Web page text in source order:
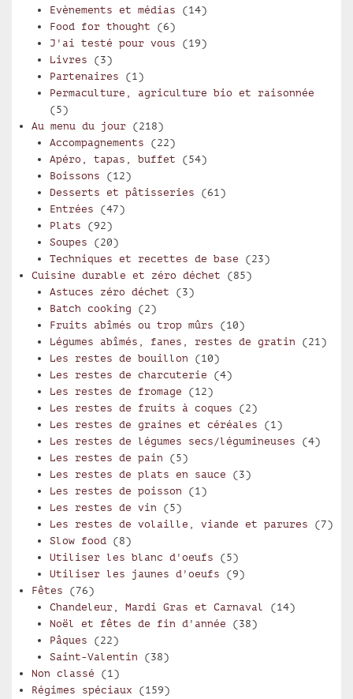
Evènements et médias (14)
Food for thought (6)
J'ai testé pour vous (19)
Livres (3)
Partenaires (1)
Permaculture, agriculture bio et raisonnée
(5)
Au menu du jour (218)
Accompagnements (22)
Apéro, tapas, buffet (54)
Boissons (12)
Desserts et pâtisseries (61)
Entrées (47)
Plats (92)
Soupes (20)
Techniques et recettes de base (23)
Cuisine durable et zéro déchet (85)
Astuces zéro déchet (3)
Batch cooking (2)
Fruits abîmés ou trop mûrs (10)
Légumes abîmés, fanes, restes de gratin (21)
Les restes de bouillon (10)
Les restes de charcuterie (4)
Les restes de fromage (12)
Les restes de fruits à coques (2)
Les restes de graines et céréales (1)
Les restes de légumes secs/légumineuses (4)
Les restes de pain (5)
Les restes de plats en sauce (3)
Les restes de poisson (1)
Les restes de vin (5)
Les restes de volaille, viande et parures (7)
Slow food (8)
Utiliser les blanc d'oeufs (5)
Utiliser les jaunes d'oeufs (9)
Fêtes (76)
Chandeleur, Mardi Gras et Carnaval (14)
Noël et fêtes de fin d'année (38)
Pâques (22)
Saint-Valentin (38)
Non classé (1)
Régimes spéciaux (159)